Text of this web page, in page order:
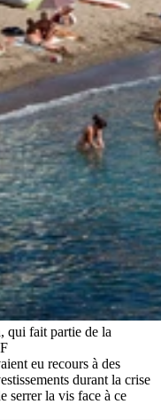
qui fait partie de la
eu recours à des
durant la crise
serrer la vis face à ce